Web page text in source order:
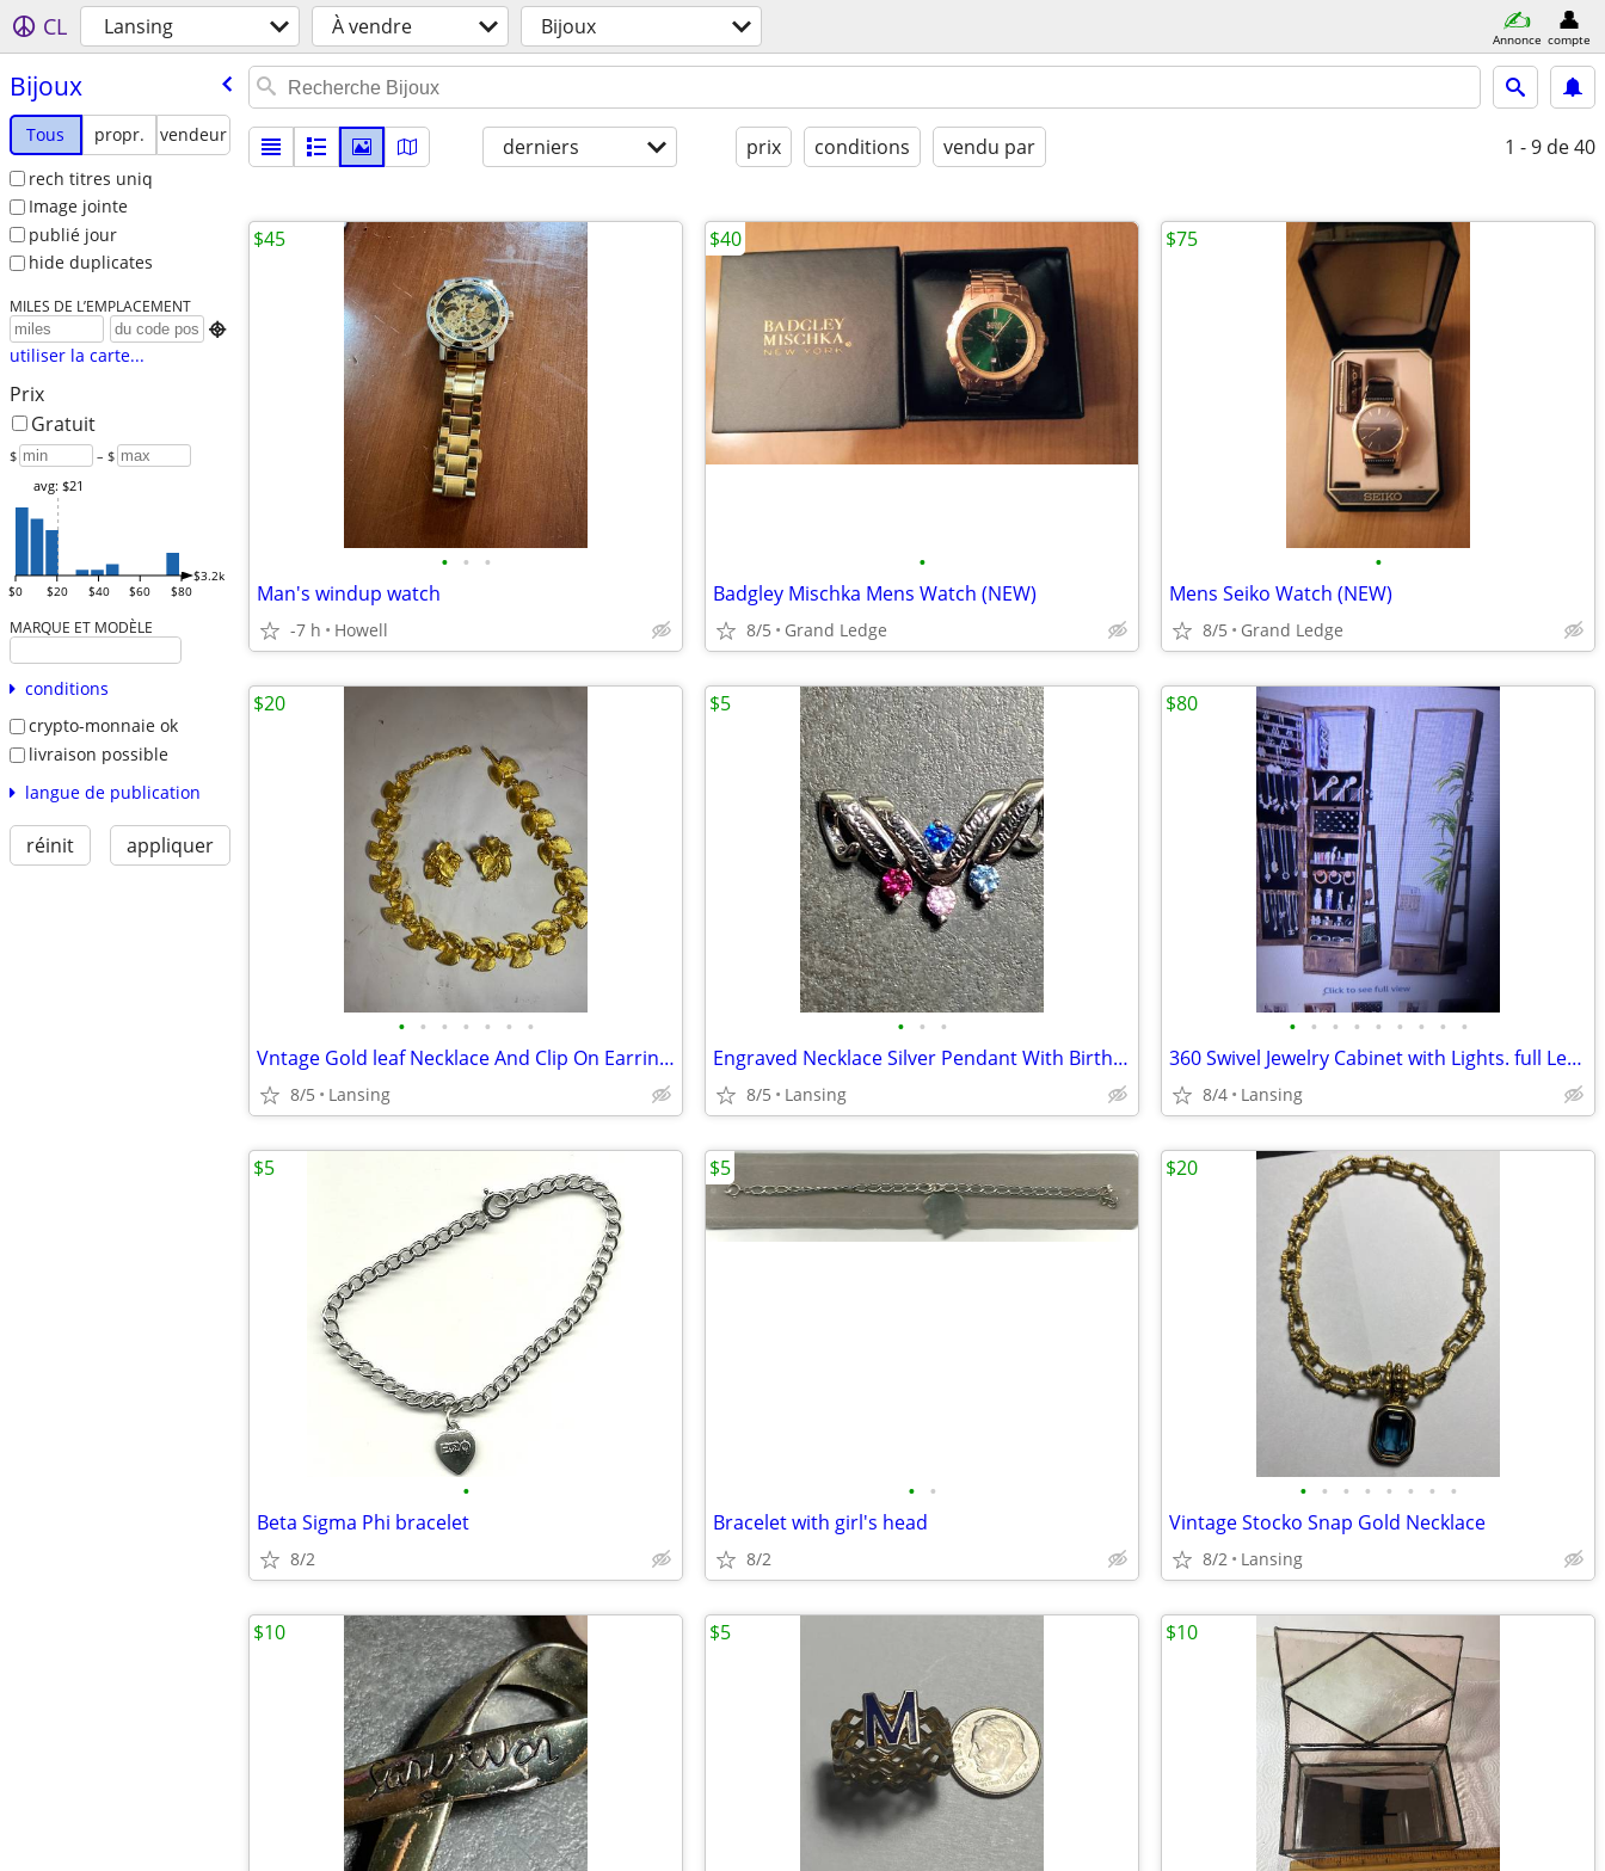
CL Lansing À vendre Bijoux Annonce compte
Bijoux
Tous propr.
vendeur
rech titres uniq
Image jointe
publié jour
hide duplicates
MILES DE L’EMPLACEMENT

utiliser la carte...
Prix
Gratuit
$ – $
$0 $20 $40 $60 $80
$3.2k
avg: $21
MARQUE ET MODÈLE
conditions
crypto-monnaie ok
livraison possible
langue de publication
réinit appliquer
derniers prix conditions vendu par 1 - 9 de 40
• • •
Man's windup watch
-7 h Howell
$45
•
Badgley Mischka Mens Watch (NEW)
8/5 Grand Ledge
$40
•
Mens Seiko Watch (NEW)
8/5 Grand Ledge
$75
• • • • • • •
Vntage Gold leaf Necklace And Clip On Earrings
8/5 Lansing
$20
• • •
Engraved Necklace Silver Pendant With Birthstones
8/5 Lansing
$5
• • • • • • • • •
360 Swivel Jewelry Cabinet with Lights. full Lenth mirror -In box. not
8/4 Lansing
$80
•
Beta Sigma Phi bracelet
8/2
$5
• •
Bracelet with girl's head
8/2
$5
• • • • • • • •
Vintage Stocko Snap Gold Necklace
8/2 Lansing
$20
$10 $5 $10